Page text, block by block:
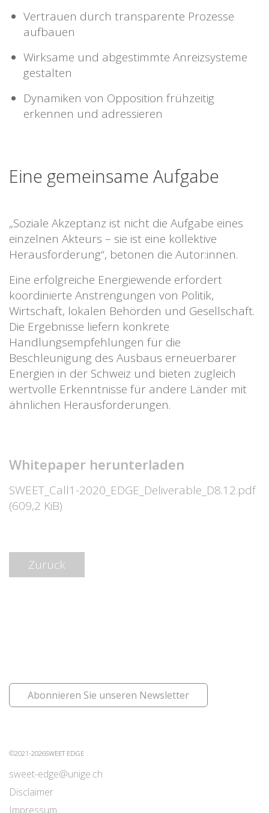
Vertrauen durch transparente Prozesse
aufbauen
Wirksame und abgestimmte Anreizsysteme
gestalten
Dynamiken von Opposition frühzeitig
erkennen und adressieren
Eine gemeinsame Aufgabe
„Soziale Akzeptanz ist nicht die Aufgabe eines
einzelnen Akteurs – sie ist eine kollektive
Herausforderung“, betonen die Autor:innen.
Eine erfolgreiche Energiewende erfordert
koordinierte Anstrengungen von Politik,
Wirtschaft, lokalen Behörden und Gesellschaft.
Die Ergebnisse liefern konkrete
Handlungsempfehlungen für die
Beschleunigung des Ausbaus erneuerbarer
Energien in der Schweiz und bieten zugleich
wertvolle Erkenntnisse für andere Länder mit
ähnlichen Herausforderungen.
Whitepaper herunterladen
SWEET_Call1-2020_EDGE_Deliverable_D8.12.pdf
(609,2 KiB)
Zurück
Abonnieren Sie unseren Newsletter
©2021-2026SWEET EDGE
sweet-edge@unige.ch
Disclaimer
Impressum